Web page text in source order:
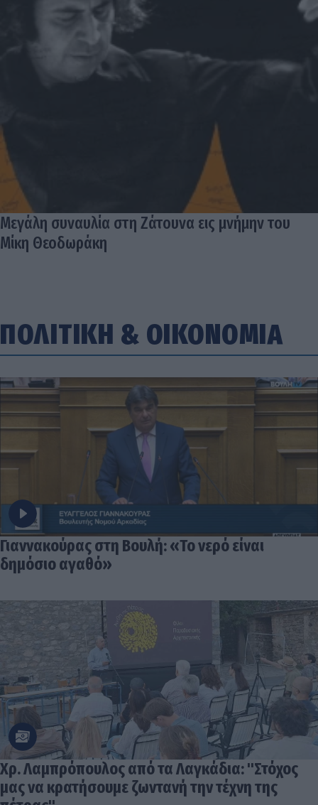
Μεγάλη συναυλία στη Ζάτουνα εις μνήμην του
Μίκη Θεοδωράκη
ΠΟΛΙΤΙΚΗ & ΟΙΚΟΝΟΜΙΑ
Γιαννακούρας στη Βουλή: «Το νερό είναι
δημόσιο αγαθό»
Χρ. Λαμπρόπουλος από τα Λαγκάδια: "Στόχος
μας να κρατήσουμε ζωντανή την τέχνη της